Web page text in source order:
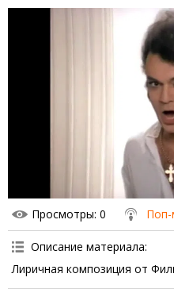
Просмотры: 0 Поп-
Описание материала:
Лиричная композиция от